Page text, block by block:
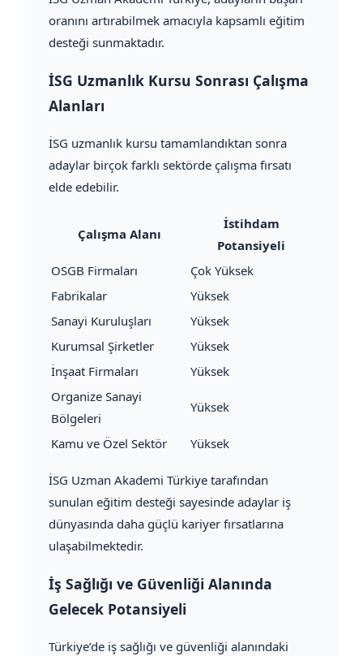
oranını artırabilmek amacıyla kapsamlı eğitim
desteği sunmaktadır.
İSG Uzmanlık Kursu Sonrası Çalışma
Alanları
İSG uzmanlık kursu tamamlandıktan sonra
adaylar birçok farklı sektörde çalışma fırsatı
elde edebilir.
Çalışma Alanı
İstihdam
Potansiyeli
OSGB Firmaları
Çok Yüksek
Fabrikalar
Yüksek
Sanayi Kuruluşları
Yüksek
Kurumsal Şirketler
Yüksek
İnşaat Firmaları
Yüksek
Organize Sanayi
Bölgeleri
Yüksek
Kamu ve Özel Sektör Yüksek
İSG Uzman Akademi Türkiye tarafından
sunulan eğitim desteği sayesinde adaylar iş
dünyasında daha güçlü kariyer fırsatlarına
ulaşabilmektedir.
İş Sağlığı ve Güvenliği Alanında
Gelecek Potansiyeli
Türkiye’de iş sağlığı ve güvenliği alanındaki